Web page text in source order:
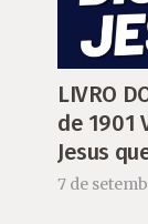
LIVRO
de 1901
Jesus
7 de